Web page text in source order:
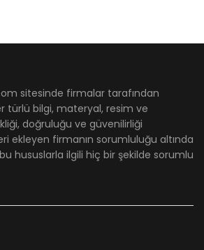
sitesinde firmalar tarafından
türlü bilgi, materyal, resim ve
doğruluğu ve güvenilirliği
ekleyen firmanın sorumluluğu altında
hususlarla ilgili hiç bir şekilde sorumlu